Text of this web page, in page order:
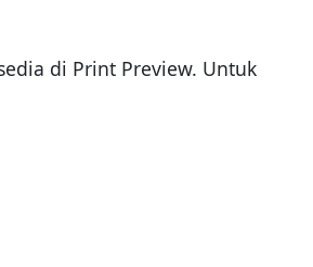
di Print Preview. Untuk